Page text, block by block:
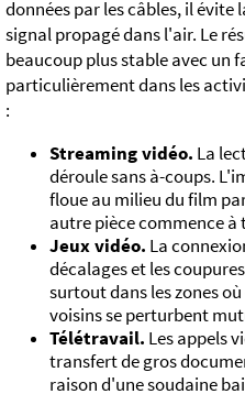
données par les câbles, il
signal propagé dans l'air. Le
beaucoup plus stable avec un
particulièrement dans les
:
Streaming vidéo. La
déroule sans à-coups.
floue au milieu du film
autre pièce commence
Jeux vidéo. La
décalages et les
surtout dans les zones
voisins se perturbent
Télétravail. Les appels
transfert de gros
raison d'une soudaine